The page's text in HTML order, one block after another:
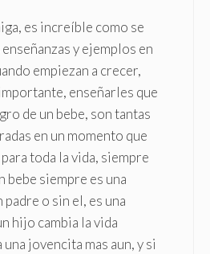
es increíble como se
y ejemplos en
empiezan a crecer,
enseñarles que
de un bebe, son tantas
en un momento que
toda la vida, siempre
bebe siempre es una
o sin el, es una
hijo cambia la vida
jovencita mas aun, y si